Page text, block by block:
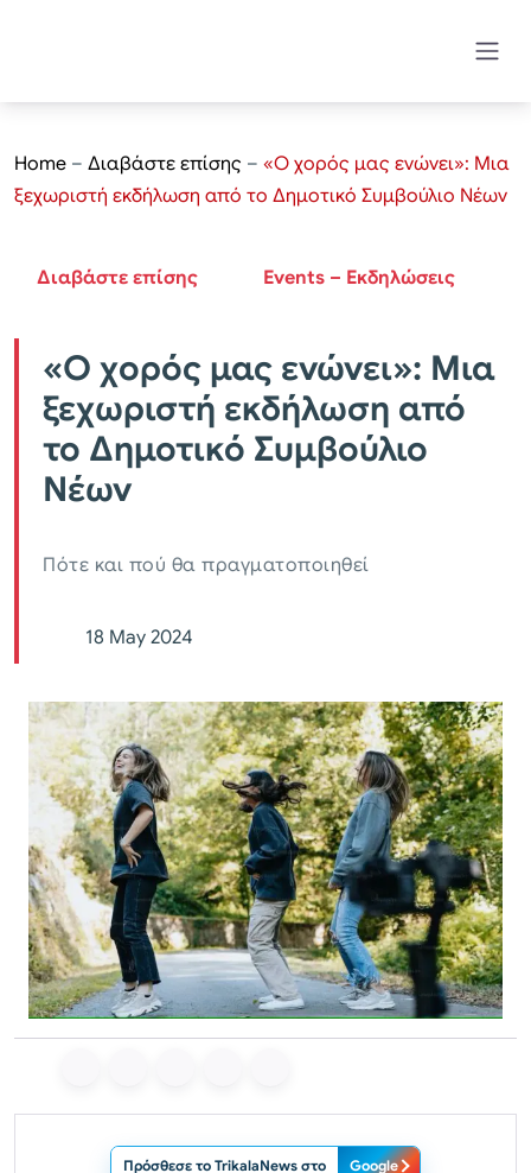
Home – Διαβάστε επίσης – «Ο χορός μας ενώνει»: Μια
ξεχωριστή εκδήλωση από το Δημοτικό Συμβούλιο Νέων
Διαβάστε επίσης Events – Εκδηλώσεις
«Ο χορός μας ενώνει»: Μια
ξεχωριστή εκδήλωση από
το Δημοτικό Συμβούλιο
Νέων
Πότε και πού θα πραγματοποιηθεί
18 May 2024
Πρόσθεσε το TrikalaNews στο Google